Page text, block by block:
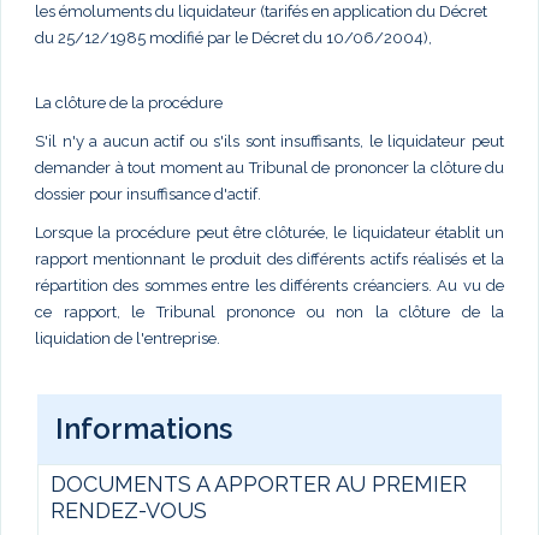
les émoluments du liquidateur (tarifés en application du Décret
du 25/12/1985 modifié par le Décret du 10/06/2004),
La clôture de la procédure
S'il n'y a aucun actif ou s'ils sont insuffisants, le liquidateur peut
demander à tout moment au Tribunal de prononcer la clôture du
dossier pour insuffisance d'actif.
Lorsque la procédure peut être clôturée, le liquidateur établit un
rapport mentionnant le produit des différents actifs réalisés et la
répartition des sommes entre les différents créanciers. Au vu de
ce rapport, le Tribunal prononce ou non la clôture de la
liquidation de l'entreprise.
Informations
DOCUMENTS A APPORTER AU PREMIER
RENDEZ-VOUS